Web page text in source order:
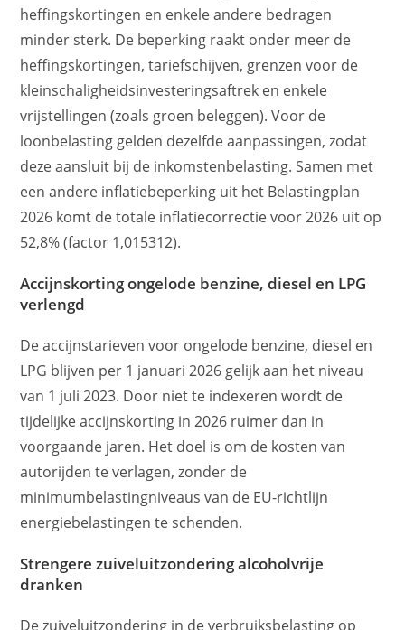
heffingskortingen en enkele andere bedragen
minder sterk. De beperking raakt onder meer de
heffingskortingen, tariefschijven, grenzen voor de
kleinschaligheidsinvesteringsaftrek en enkele
vrijstellingen (zoals groen beleggen). Voor de
loonbelasting gelden dezelfde aanpassingen, zodat
deze aansluit bij de inkomstenbelasting. Samen met
een andere inflatiebeperking uit het Belastingplan
2026 komt de totale inflatiecorrectie voor 2026 uit op
52,8% (factor 1,015312).
Accijnskorting ongelode benzine, diesel en LPG
verlengd
De accijnstarieven voor ongelode benzine, diesel en
LPG blijven per 1 januari 2026 gelijk aan het niveau
van 1 juli 2023. Door niet te indexeren wordt de
tijdelijke accijnskorting in 2026 ruimer dan in
voorgaande jaren. Het doel is om de kosten van
autorijden te verlagen, zonder de
minimumbelastingniveaus van de EU-richtlijn
energiebelastingen te schenden.
Strengere zuiveluitzondering alcoholvrije
dranken
De zuiveluitzondering in de verbruiksbelasting op